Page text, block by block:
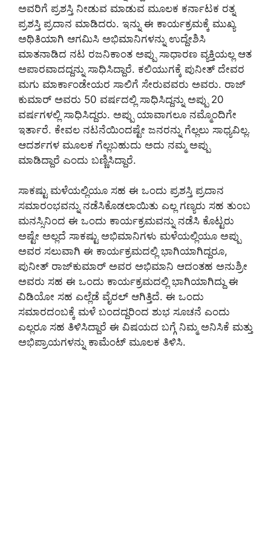
ಅವರಿಗೆ ಪ್ರಶಸ್ತಿ ನೀಡುವ ಮಾಡುವ ಮೂಲಕ ಕರ್ನಾಟಕ ರತ್ನ
ಪ್ರಶಸ್ತಿ ಪ್ರದಾನ ಮಾಡಿದರು. ಇನ್ನು ಈ ಕಾರ್ಯಕ್ರಮಕ್ಕೆ ಮುಖ್ಯ
ಅಥಿತಿಯಾಗಿ ಆಗಮಿಸಿ ಅಭಿಮಾನಿಗಳನ್ನು ಉದ್ದೇಶಿಸಿ
ಮಾತನಾಡಿದ ನಟ ರಜನಿಕಾಂತ ಅಪ್ಪು ಸಾಧಾರಣ ವ್ಯಕ್ತಿಯಲ್ಲ ಆತ
ಅಪಾರವಾದದ್ದನ್ನು ಸಾಧಿಸಿದ್ದಾರೆ. ಕಲಿಯುಗಕ್ಕೆ ಪುನೀತ್ ದೇವರ
ಮಗು ಮಾರ್ಕಾಂಡೇಯರ ಸಾಲಿಗೆ ಸೇರುವವರು ಅವರು. ರಾಜ್
ಕುಮಾರ್ ಅವರು 50 ವರ್ಷದಲ್ಲಿ ಸಾಧಿಸಿದ್ದನ್ನು ಅಪ್ಪು 20
ವರ್ಷಗಳಲ್ಲಿ ಸಾಧಿಸಿದ್ದರು. ಅಪ್ಪು ಯಾವಾಗಲೂ ನಮ್ಮೊಂದಿಗೇ
ಇರ್ತಾರೆ. ಕೇವಲ ನಟನೆಯಿಂದಷ್ಟೇ ಜನರನ್ನು ಗೆಲ್ಲಲು ಸಾಧ್ಯವಿಲ್ಲ.
ಆದರ್ಶಗಳ ಮೂಲಕ ಗೆಲ್ಲಬಹುದು ಅದು ನಮ್ಮ ಅಪ್ಪು
ಮಾಡಿದ್ದಾರೆ ಎಂದು ಬಣ್ಣಿಸಿದ್ದಾರೆ.
ಸಾಕಷ್ಟು ಮಳೆಯಲ್ಲಿಯೂ ಸಹ ಈ ಒಂದು ಪ್ರಶಸ್ತಿ ಪ್ರದಾನ
ಸಮಾರಂಭವನ್ನು ನಡೆಸಿಕೊಡಲಾಯಿತು ಎಲ್ಲ ಗಣ್ಯರು ಸಹ ತುಂಬ
ಮನಸ್ಸಿನಿಂದ ಈ ಒಂದು ಕಾರ್ಯಕ್ರಮವನ್ನು ನಡೆಸಿ ಕೊಟ್ಟರು
ಅಷ್ಟೇ ಅಲ್ಲದೆ ಸಾಕಷ್ಟು ಅಭಿಮಾನಿಗಳು ಮಳೆಯಲ್ಲಿಯೂ ಅಪ್ಪು
ಅವರ ಸಲುವಾಗಿ ಈ ಕಾರ್ಯಕ್ರಮದಲ್ಲಿ ಭಾಗಿಯಾಗಿದ್ದರೂ,
ಪುನೀತ್ ರಾಜ್‌ಕುಮಾರ್ ಅವರ ಅಭಿಮಾನಿ ಆದಂತಹ ಅನುಶ್ರೀ
ಅವರು ಸಹ ಈ ಒಂದು ಕಾರ್ಯಕ್ರಮದಲ್ಲಿ ಭಾಗಿಯಾಗಿದ್ದು ಈ
ವಿಡಿಯೋ ಸಹ ಎಲ್ಲೆಡೆ ವೈರಲ್ ಆಗಿತ್ತಿದೆ. ಈ ಒಂದು
ಸಮಾರದಂಬಕ್ಕೆ ಮಳೆ ಬಂದದ್ದರಿಂದ ಶುಭ ಸೂಚನೆ ಎಂದು
ಎಲ್ಲರೂ ಸಹ ತಿಳಿಸಿದ್ದಾರೆ ಈ ವಿಷಯದ ಬಗ್ಗೆ ನಿಮ್ಮ ಅನಿಸಿಕೆ ಮತ್ತು
ಅಭಿಪ್ರಾಯಗಳನ್ನು ಕಾಮೆಂಟ್ ಮೂಲಕ ತಿಳಿಸಿ.